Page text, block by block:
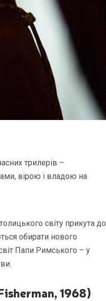
трилерів –
вірою і владою на
світу прикута до
обирати нового
Папи Римського – у
1968)